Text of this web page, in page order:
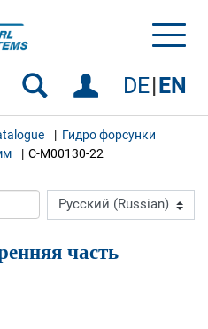
DE EN
Гидро форсунки
C-M00130-22
часть